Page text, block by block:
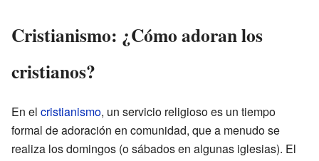
Cristianismo: ¿Cómo adoran los
cristianos?
En el cristianismo, un servicio religioso es un tiempo
formal de adoración en comunidad, que a menudo se
realiza los domingos (o sábados en algunas iglesias). El